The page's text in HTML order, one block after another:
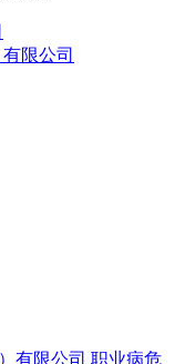
限公司
有限公司 职业病危